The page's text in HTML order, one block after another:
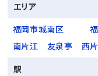
エリア
福岡市城南区
南片江
友泉亭 西
駅